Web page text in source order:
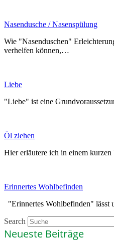
Nasendusche / Nasenspülung
Wie "Nasenduschen"
verhelfen können,…
Liebe
"Liebe" ist eine
Öl ziehen
Hier erläutere ich in einem
Erinnertes Wohlbefinden
"Erinnertes Wohlbefinden" lässt
Search
Neueste Beiträge